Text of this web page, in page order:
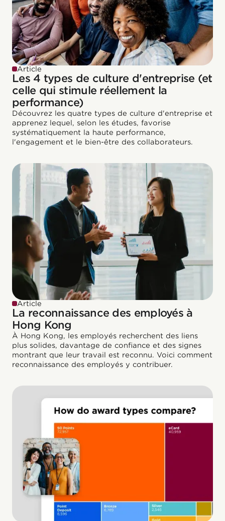
Article
Les 4 types de culture d'entreprise (et
celle qui stimule réellement la
performance)
Découvrez les quatre types de culture d'entreprise et
apprenez lequel, selon les études, favorise
systématiquement la haute performance,
l'engagement et le bien-être des collaborateurs.
Article
La reconnaissance des employés à
Hong Kong
À Hong Kong, les employés recherchent des liens
plus solides, davantage de confiance et des signes
montrant que leur travail est reconnu. Voici comment
reconnaissance des employés y contribuer.